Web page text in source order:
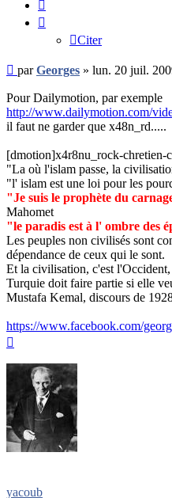
Citer
Message
non
lu
parGeorges » lun. 20 juil.
Pour Dailymotion, par exemple
http://www.dailymotion.com/
il faut ne garder que x48n_rd.....
[dmotion]x4r8nu_rock-
"La où l'islam passe, la
"l' islam est une loi pour les
"Je suis le prophète du
Mahomet
"le paradis est à l' ombre des
Les peuples non civilisés sont
dépendance de ceux qui le sont.
Et la civilisation, c'est
Turquie doit faire partie si elle
Mustafa Kemal, discours de
https://www.facebook.com/
yacoub